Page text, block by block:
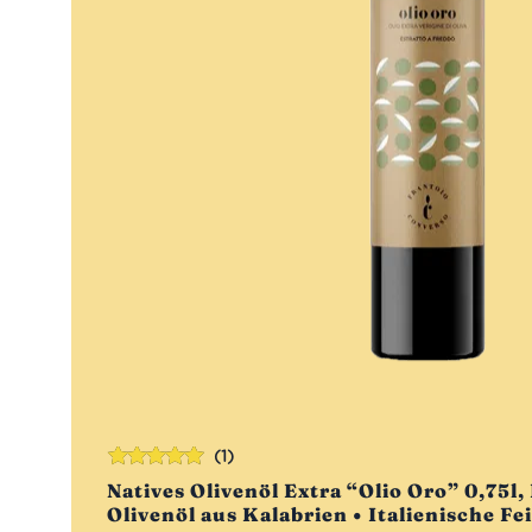
Natives Olivenöl Extra “Olio Oro” 0,75l,
Olivenöl aus Kalabrien • Italienische
(1)
Bewertet
mit5.00von
5